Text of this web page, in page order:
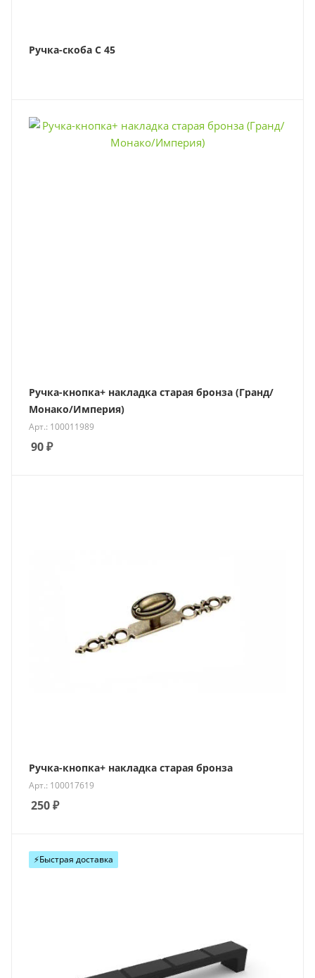
Ручка-скоба С 45
Ручка-кнопка+ накладка старая бронза (Гранд/
Монако/Империя)
Арт.: 100011989
90₽
Ручка-кнопка+ накладка старая бронза
Арт.: 100017619
250₽
⚡️Быстрая доставка